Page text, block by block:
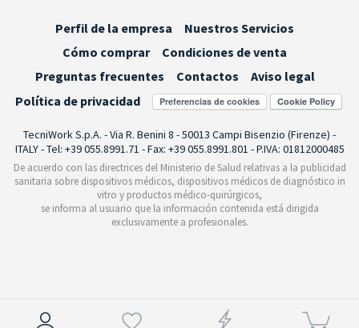
Perfil de la empresa
Nuestros Servicios
Cómo comprar
Condiciones de venta
Preguntas frecuentes
Contactos
Aviso legal
Política de privacidad
Preferencias de cookies
TecniWork S.p.A. - Via R. Benini 8 - 50013 Campi Bisenzio (Firenze) -
ITALY - Tel: +39 055.8991.71 - Fax: +39 055.8991.801 - P.IVA: 01812000485
De acuerdo con las directrices del Ministerio de Salud relativas a la publicidad
sanitaria sobre dispositivos médicos, dispositivos médicos de diagnóstico in
vitro y productos médico-quirúrgicos,
se informa al usuario que la información contenida está dirigida
exclusivamente a profesionales.